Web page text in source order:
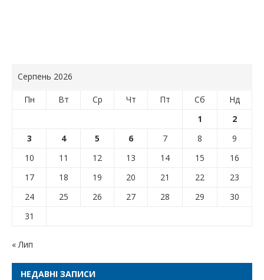
Серпень 2026
Пн Вт Ср Чт Пт Сб
Нд
1
2
3
4 5 6 7 8
9
10
11 12 13 14 15
16
17
18 19 20 21 22
23
24
25 26 27 28 29
30
31
« Лип
НЕДАВНІ ЗАПИСИ